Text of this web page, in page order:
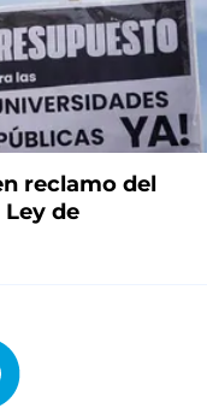
reclamo del
de